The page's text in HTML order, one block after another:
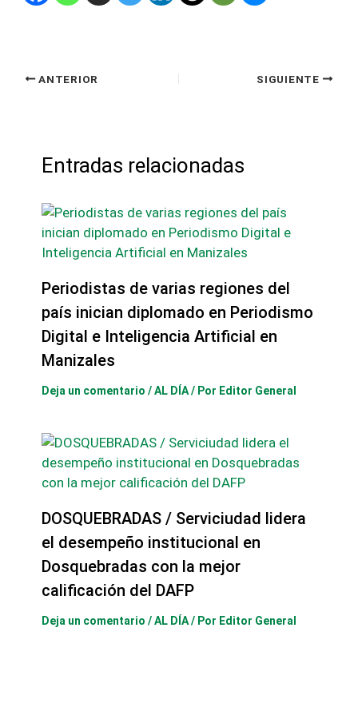
ANTERIOR SIGUIENTE
Entradas relacionadas
Periodistas de varias regiones del
país inician diplomado en Periodismo
Digital e Inteligencia Artificial en
Manizales
Deja un comentario /AL DÍA/ Por Editor General
DOSQUEBRADAS / Serviciudad lidera
el desempeño institucional en
Dosquebradas con la mejor
calificación del DAFP
Deja un comentario /AL DÍA/ Por Editor General